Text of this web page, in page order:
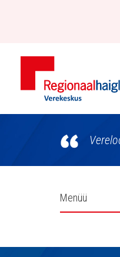
Põhja-
Verekeskus
Menüü